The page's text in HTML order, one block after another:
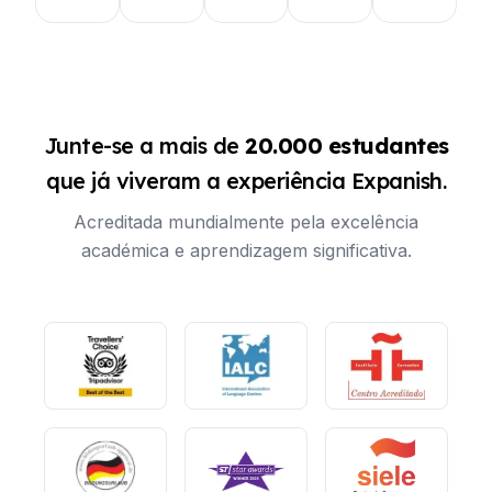
Junte-se a mais de 20.000 estudantes
que já viveram a experiência Expanish.
Acreditada mundialmente pela excelência
académica e aprendizagem significativa.